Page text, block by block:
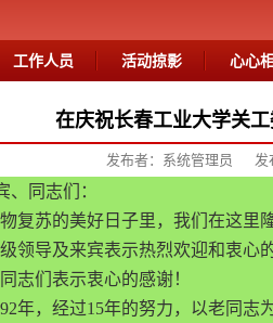
工作人员 活动掠影 心心
在庆祝长春工业大学关
发布者：系统管理员 发
、同志们：
苏的美好日子里，我们在这里
领导及来宾表示热烈欢迎和衷
志们表示衷心的感谢！
，经过15年的努力，以老同志